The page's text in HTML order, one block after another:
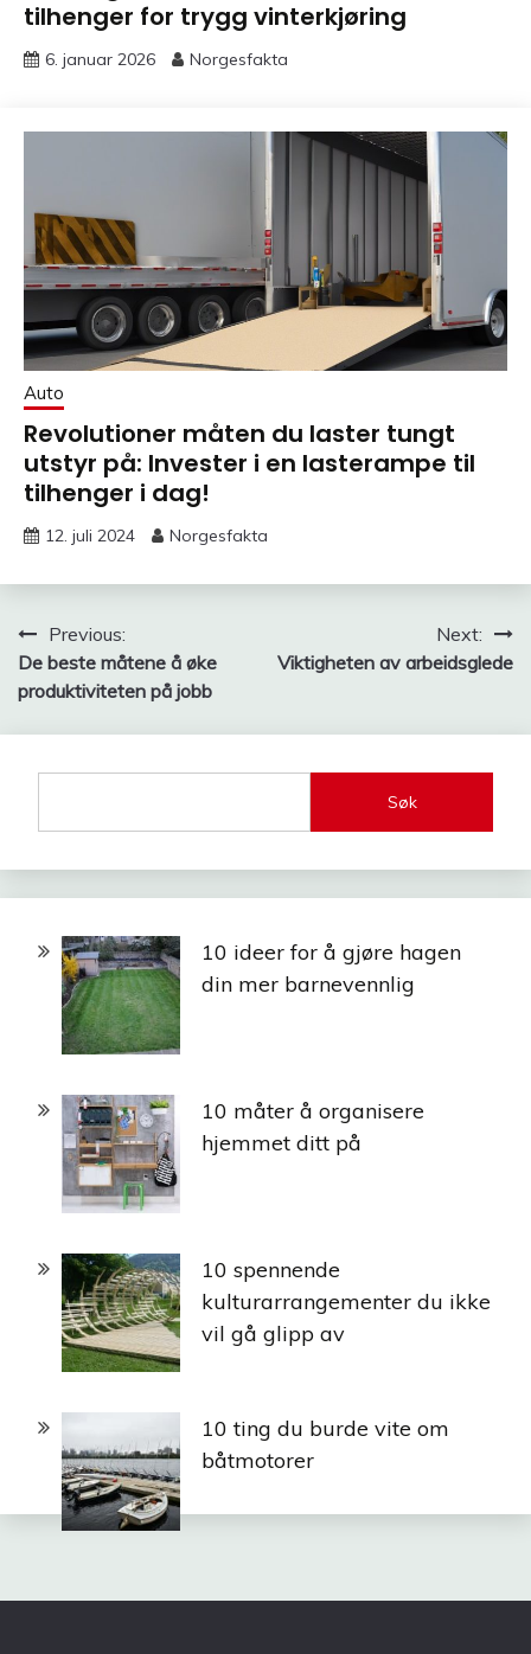
tilhenger for trygg vinterkjøring
6. januar 2026 Norgesfakta
Auto
Revolutioner måten du laster tungt
utstyr på: Invester i en lasterampe til
tilhenger i dag!
12. juli 2024 Norgesfakta
Innleggsnavigasjon
Previous:
De beste måtene å øke
produktiviteten på jobb
Next:
Viktigheten av arbeidsglede
Søk
10 ideer for å gjøre hagen
din mer barnevennlig
10 måter å organisere
hjemmet ditt på
10 spennende
kulturarrangementer du ikke
vil gå glipp av
10 ting du burde vite om
båtmotorer